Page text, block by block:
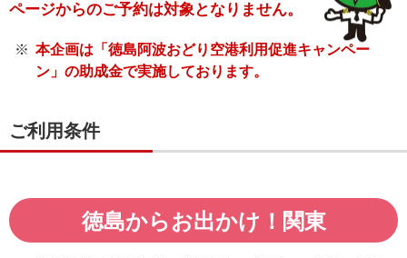
ページからのご予約は対象となりません。
本企画は「徳島阿波おどり空港利用促進キャンペー
ン」の助成金で実施しております。
ご利用条件
徳島からお出かけ！関東